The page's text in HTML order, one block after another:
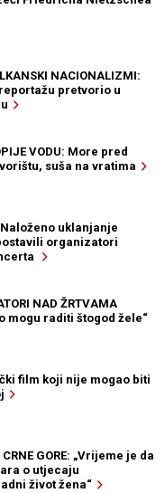
NACIONALIZMI:
pretvorio u
VODU: More pred
suša na vratima
Naloženo uklanjanje
organizatori
NAD ŽRTVAMA
mogu raditi štogod žele“
film koji nije mogao biti
CRNE GORE: „Vrijeme je da
o utjecaju
život žena“